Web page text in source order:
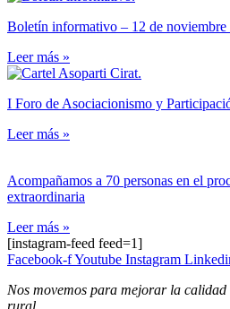
Boletín informativo – 12 de noviembre
Leer más »
I Foro de Asociacionismo y
Leer más »
Acompañamos a 70 personas en el
extraordinaria
Leer más »
[instagram-feed feed=1]
Facebook-fYoutube Instagram
Nos movemos para mejorar la
rural.